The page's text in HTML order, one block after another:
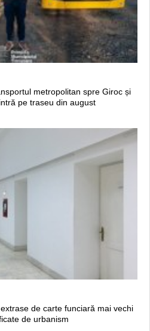
metropolitan spre Giroc și
pe traseu din august
de carte funciară mai vechi
de urbanism